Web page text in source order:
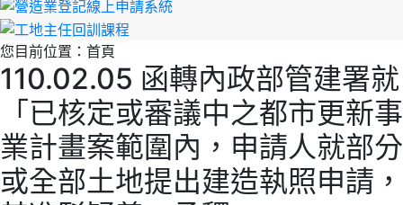
您目前位置： 首頁
110.02.05 函轉內政部管建署就
「已核定或審議中之都市更新事
業計畫案範圍內，申請人就部分
或全部土地提出建造執照申請，